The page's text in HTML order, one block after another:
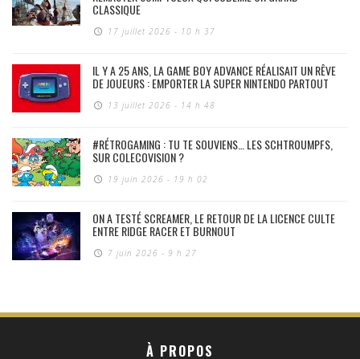
CLASSIQUE
17 juillet 2026 - 10 h 37
IL Y A 25 ANS, LA GAME BOY ADVANCE RÉALISAIT UN RÊVE
DE JOUEURS : EMPORTER LA SUPER NINTENDO PARTOUT
13 juillet 2026 - 14 h 48
#RÉTROGAMING : TU TE SOUVIENS… LES SCHTROUMPFS,
SUR COLECOVISION ?
19 juin 2026 - 19 h 02
ON A TESTÉ SCREAMER, LE RETOUR DE LA LICENCE CULTE
ENTRE RIDGE RACER ET BURNOUT
7 juin 2026 - 9 h 27
À PROPOS